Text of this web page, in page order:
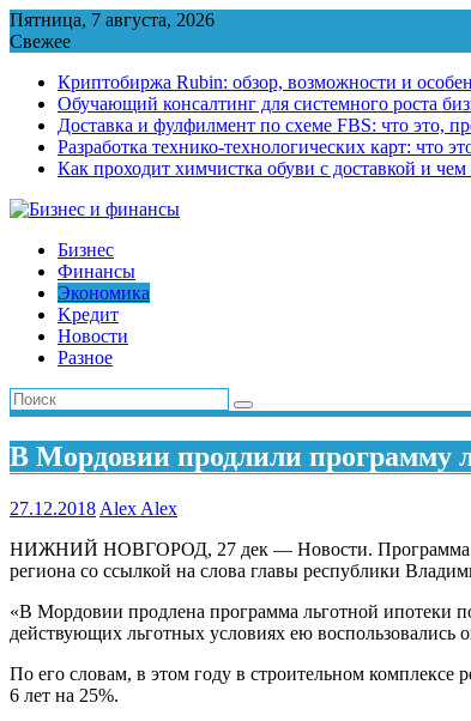
Перейти
к
Пятница, 7 августа, 2026
Свежее
Криптобиржа Rubin: обзор, возможности и
Обучающий консалтинг для системного роста
Доставка и фулфилмент по схеме FBS: что это,
Разработка технико-технологических карт: что
Как проходит химчистка обуви с доставкой и чем
Бизнес
Финансы
Экономика
Kредит
Новости
Разное
В Мордовии продлили программу
27.12.2018 Alex Alex
НИЖНИЙ НОВГОРОД, 27 дек — Новости. Программа
региона со ссылкой на слова главы республики
«В Мордовии продлена программа льготной ипотеки
действующих льготных условиях ею
По его словам, в этом году в строительном комплексе
6 лет на 25%.